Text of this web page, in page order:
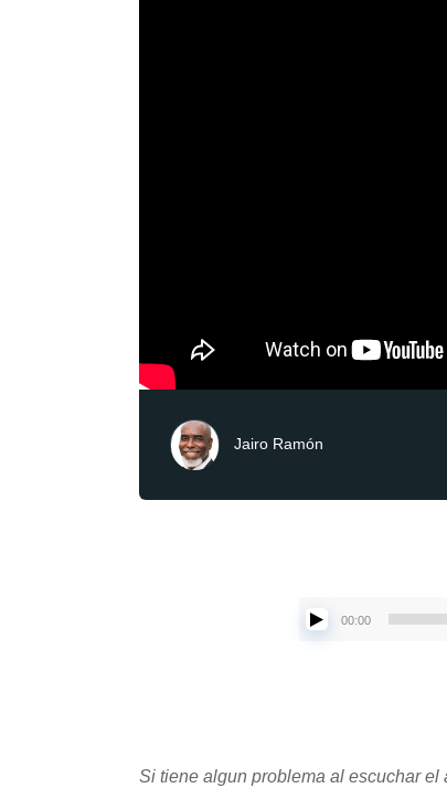
Jairo Ramón
00:00
Si tiene algun problema al escuchar el